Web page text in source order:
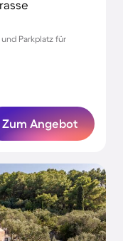
Parkplatz für
Zum Angebot